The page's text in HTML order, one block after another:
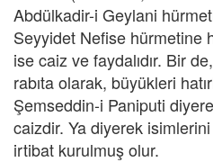
Abdülkadir-i Geylani
Seyyidet Nefise hürmetine
ise caiz ve faydalıdır. Bir
rabıta olarak, büyükleri
Şemseddin-i Paniputi
caizdir. Ya diyerek
irtibat kurulmuş olur.